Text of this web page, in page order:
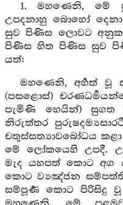
1. මහණෙනි, මේ
උපදනාහු බොහෝ
සුව පිණිස ලොවට
පිණිස හිත පිණිස සුව
යත්:
මහණෙනි, අර්‍හත් වූ
(පසළොස්)
පැමිණි හෙයින්)
නිරුත්තර
චතුස්සත්‍යාවබෝධය
මේ ලෝකයෙහි උපදී.
මැද යහපත් කොට අග
කොට ව්‍යඤ්ජන
සම්පූර්‍ණ කොට පිරිසිදු